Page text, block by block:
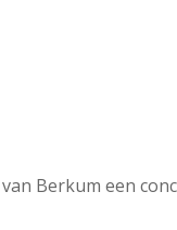
Berkum een